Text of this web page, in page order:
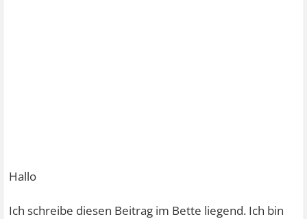
Hallo
Ich schreibe diesen Beitrag im Bette liegend. Ich bin